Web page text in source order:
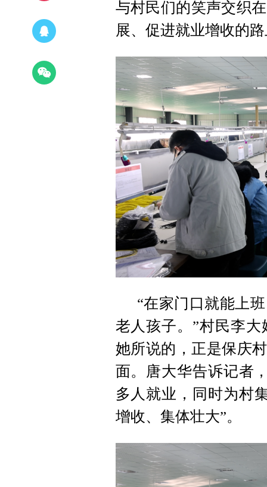
与村民们的笑声交织
展、促进就业增收的
“在家门口就能上
老人孩子。”村民李
她所说的，正是保庆
面。唐大华告诉记者
多人就业，同时为村
增收、集体壮大”。